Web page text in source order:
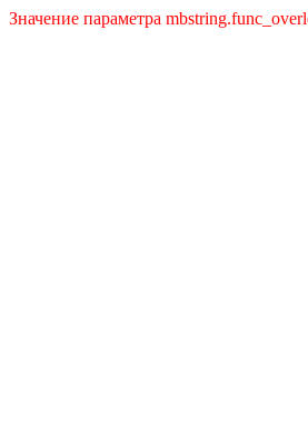
Значение параметра